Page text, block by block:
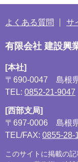
よくある質問 サ
有限会社 建設興
[本社]
〒690-0047
島根
TEL: 0852-21-9047
[西部支局]
〒697-0006
島根
TEL/FAX: 0855-28-
このサイトに掲載の